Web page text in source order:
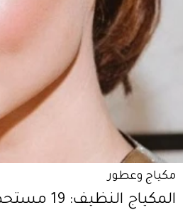
مكياج وعطور
المكياج